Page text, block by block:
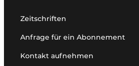
Zeitschriften
Anfrage für ein Abonnement
Kontakt aufnehmen